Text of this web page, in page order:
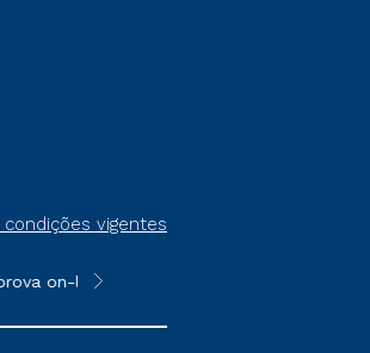
vigentes
line ou agendada, que ofertam
**Semipresencial é um formato do